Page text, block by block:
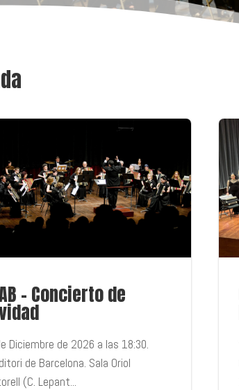
– Concierto de
Diciembre de 2026 a las 18:30.
de Barcelona. Sala Oriol
(C. Lepant...